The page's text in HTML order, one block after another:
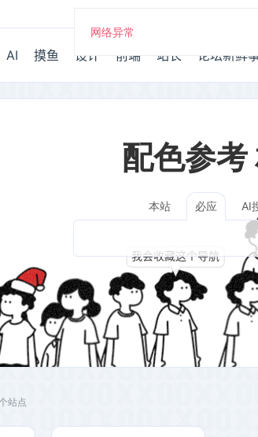
AI 摸鱼 设计 前端 站长 论坛新鲜
配色参考
本站 必应 AI
站点
网络异常